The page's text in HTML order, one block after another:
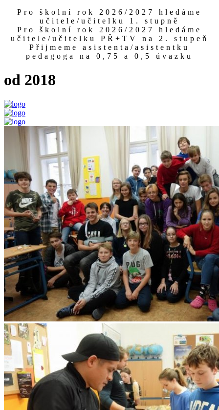
Pro školní rok 2026/2027 hledáme
učitele/učitelku 1. stupně
Pro školní rok 2026/2027 hledáme
učitele/učitelku PŘ+TV na 2. stupeň
Přijmeme asistenta/asistentku
pedagoga na 0,75 a 0,5 úvazku
od 2018